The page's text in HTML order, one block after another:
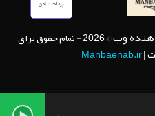
وب
© 2026 - تمام حقوق برای
|
Manbaenab.ir